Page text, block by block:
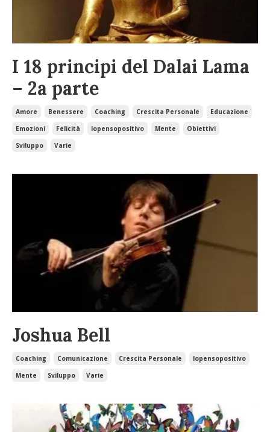
I 18 principi del Dalai Lama
– 2a parte
Amore Benessere Coaching Crescita Personale
Educazione
Emozioni
Felicità Iopensopositivo Mente
Obiettivi
Sviluppo
Varie
Joshua Bell
Coaching Comunicazione Crescita Personale
Iopensopositivo
Mente
Sviluppo Varie